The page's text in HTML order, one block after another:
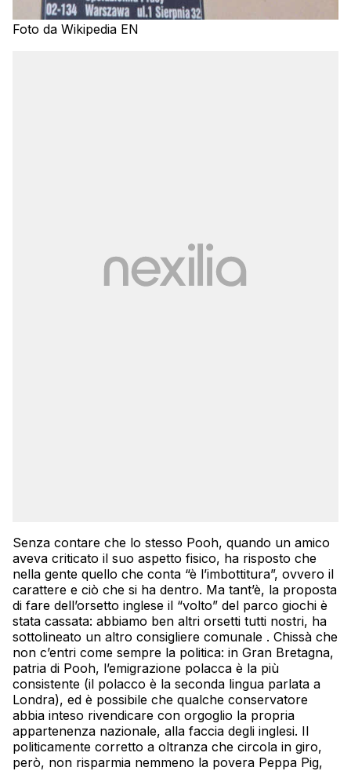
Foto da Wikipedia EN
Senza contare che lo stesso Pooh, quando un amico
aveva criticato il suo aspetto fisico, ha risposto che
nella gente quello che conta “è l’imbottitura”, ovvero il
carattere e ciò che si ha dentro. Ma tant’è, la proposta
di fare dell’orsetto inglese il “volto” del parco giochi è
stata cassata: abbiamo ben altri orsetti tutti nostri, ha
sottolineato un altro consigliere comunale . Chissà che
non c’entri come sempre la politica: in Gran Bretagna,
patria di Pooh, l’emigrazione polacca è la più
consistente (il polacco è la seconda lingua parlata a
Londra), ed è possibile che qualche conservatore
abbia inteso rivendicare con orgoglio la propria
appartenenza nazionale, alla faccia degli inglesi. Il
politicamente corretto a oltranza che circola in giro,
però, non risparmia nemmeno la povera Peppa Pig,